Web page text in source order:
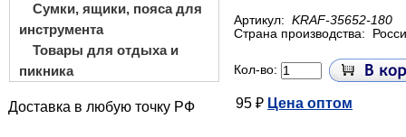
Сумки, ящики, пояса для
инструмента
Товары для отдыха и
пикника
Доставка в любую точку РФ
Артикул: KRAF-35652-180
Страна производства:
Кол-во:
95 ₽ Цена оптом